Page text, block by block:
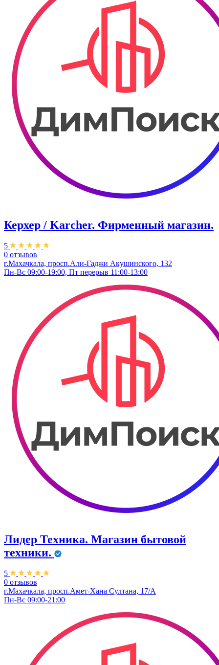
Керхер / Karcher. Фирменный магазин.
5
0 отзывов
г.Махачкала, просп.Али-Гаджи Акушинского, 132
Пн-Вс 09:00-19:00, Пт перерыв 11:00-13:00
Лидер Техника. Магазин бытовой
техники.
5
0 отзывов
г.Махачкала, просп.Амет-Хана Султана, 17/А
Пн-Вс 09:00-21:00